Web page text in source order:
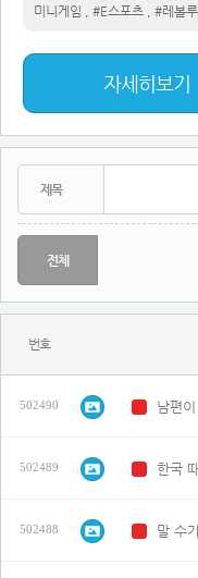
미니게임
#E스포츠 #레볼
자세히보기
전체
번호
502490 남편
502489 한국
502488 말 수